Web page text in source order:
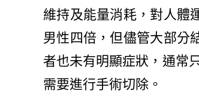
維持及能量消耗，對人體
男性四倍，但儘管大部分
者也未有明顯症狀，通常
需要進行手術切除。